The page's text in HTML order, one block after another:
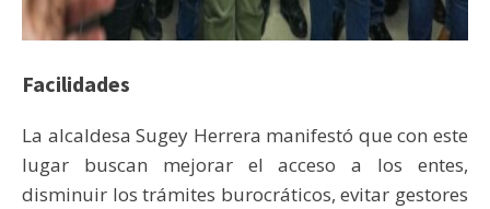
Facilidades
La alcaldesa Sugey Herrera manifestó que con este
lugar buscan mejorar el acceso a los entes,
disminuir los trámites burocráticos, evitar gestores